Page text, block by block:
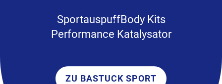
SportauspuffBody Kits
Performance Katalysator
ZU BASTUCK SPORT